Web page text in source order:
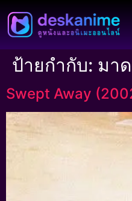
ป้ายกำกับ: มา
Swept Away